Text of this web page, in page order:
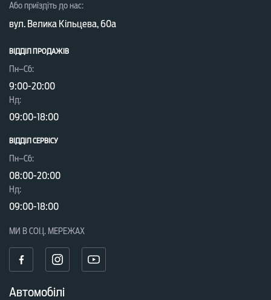
Або приїздіть до нас:
вул. Велика Кільцева, 60а
ВІДДІЛ ПРОДАЖІВ
Пн–Сб:
9:00-20:00
Нд:
09:00-18:00
ВІДДІЛ CЕРВІСУ
Пн–Сб:
08:00-20:00
Нд:
09:00-18:00
МИ В СОЦ. МЕРЕЖАХ
Автомобілі